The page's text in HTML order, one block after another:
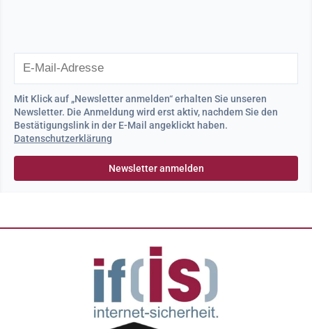
Mit Klick auf „Newsletter anmelden“ erhalten Sie unseren
Newsletter. Die Anmeldung wird erst aktiv, nachdem Sie den
Bestätigungslink in der E-Mail angeklickt haben.
Datenschutzerklärung